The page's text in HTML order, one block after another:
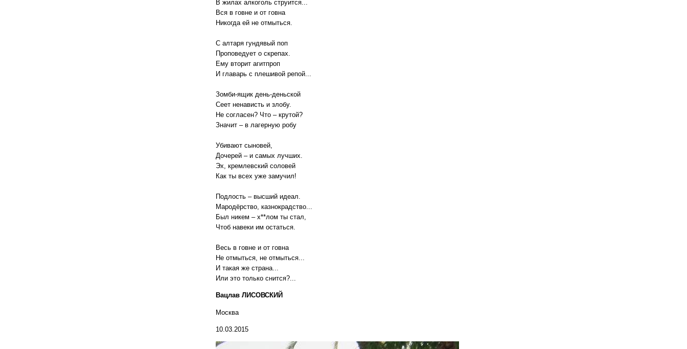
В жилах алкоголь струится...
Вся в говне и от говна
Никогда ей не отмыться.
С алтаря гундявый поп
Проповедует о скрепах.
Ему вторит агитпроп
И главарь с плешивой репой...
Зомби-ящик день-деньской
Сеет ненависть и злобу.
Не согласен? Что – крутой?
Значит – в лагерную робу
Убивают сыновей,
Дочерей – и самых лучших.
Эх, кремлевский соловей
Как ты всех уже замучил!
Подлость – высший идеал.
Мародёрство, казнокрадство...
Был никем – х**лом ты стал,
Чтоб навеки им остаться.
Весь в говне и от говна
Не отмыться, не отмыться...
И такая же страна...
Или это только снится?...
Вацлав ЛИСОВСКИЙ
Москва
10.03.2015